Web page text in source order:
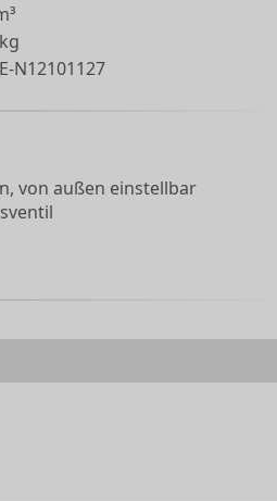
N12101127
von außen einstellbar